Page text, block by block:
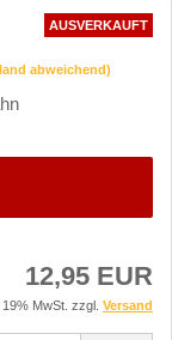
AUSVERKAUFT
abweichend)
12,95 EUR
MwSt. zzgl. Versand